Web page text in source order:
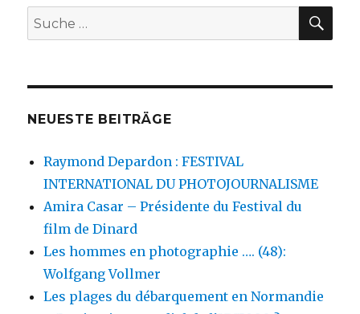
Suche
nach:
NEUESTE BEITRÄGE
Raymond Depardon : FESTIVAL
INTERNATIONAL DU PHOTOJOURNALISME
Amira Casar – Présidente du Festival du
film de Dinard
Les hommes en photographie …. (48):
Wolfgang Vollmer
Les plages du débarquement en Normandie